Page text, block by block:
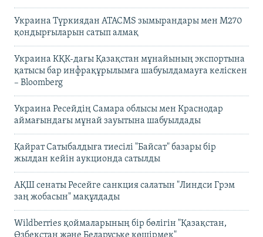
Украина Түркиядан ATACMS зымырандары мен M270
қондырғыларын сатып алмақ
Украина КҚК-дағы Қазақстан мұнайының экспортына
қатысы бар инфрақұрылымға шабуылдамауға келіскен
– Bloomberg
Украина Ресейдің Самара облысы мен Краснодар
аймағындағы мұнай зауытына шабуылдады
Қайрат Сатыбалдыға тиесілі "Байсат" базары бір
жылдан кейін аукционда сатылды
АҚШ сенаты Ресейге санкция салатын "Линдси Грэм
заң жобасын" мақұлдады
Wildberries қоймаларының бір бөлігін "Қазақстан,